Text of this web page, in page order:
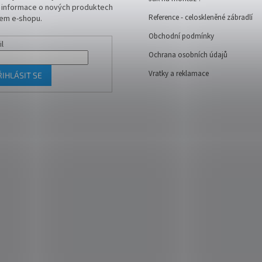
o nových produktech
e-shopu.
SE
Reference - celoskleněné zábradlí
Obchodní podmínky
Ochrana osobních údajů
Vratky a reklamace